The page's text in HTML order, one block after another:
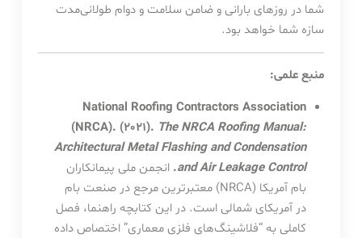
شما در روزهای بارانی و ضامن سلامت و دوام طولانی‌مدت
سازه شما خواهد بود.
منبع علمی:
National Roofing Contractors Association
(NRCA). (2021). The NRCA Roofing Manual:
Architectural Metal Flashing and Condensation
and Air Leakage Control
. انجمن ملی پیمانکاران
بام آمریکا (NRCA) معتبرترین مرجع در صنعت بام
در آمریکای شمالی است. در این کتابچه راهنما، فصل
کاملی به “فلاشینگ‌های فلزی معماری” اختصاص داده